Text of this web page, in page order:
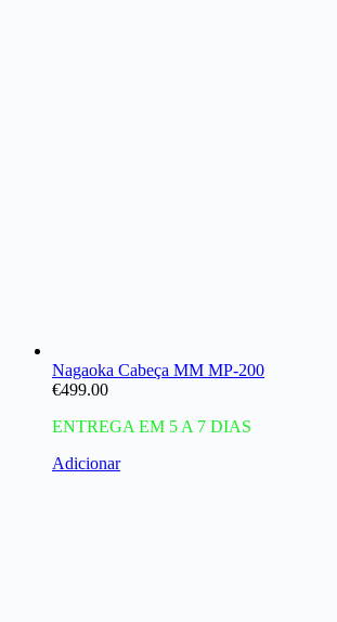
Nagaoka Cabeça MM MP-200
€499.00
ENTREGA EM 5 A 7 DIAS
Adicionar